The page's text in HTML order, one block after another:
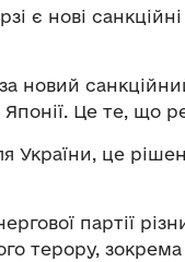
є нові
новий
Японії. Це те, що
України, це
партії
терору,